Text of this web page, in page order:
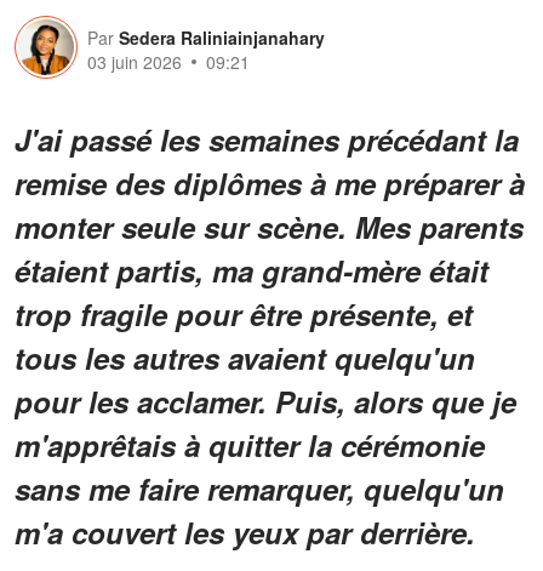
Par Sedera Raliniainjanahary
03 juin 2026
09:21
J'ai passé les semaines précédant la
remise des diplômes à me préparer à
monter seule sur scène. Mes parents
étaient partis, ma grand-mère était
trop fragile pour être présente, et
tous les autres avaient quelqu'un
pour les acclamer. Puis, alors que je
m'apprêtais à quitter la cérémonie
sans me faire remarquer, quelqu'un
m'a couvert les yeux par derrière.